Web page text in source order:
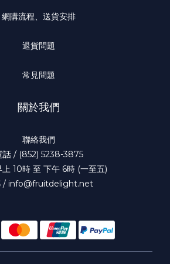
網購流程、送貨安排
退貨問題
常見問題
關於我們
聯絡我們
話 / (852) 5238-3875
10時 至 下午 6時 (一至五)
/ info@fruitdelight.net